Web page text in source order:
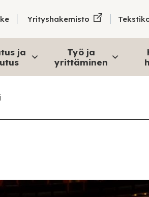
Yrityshakemisto
ja
Työ ja
yrittäminen